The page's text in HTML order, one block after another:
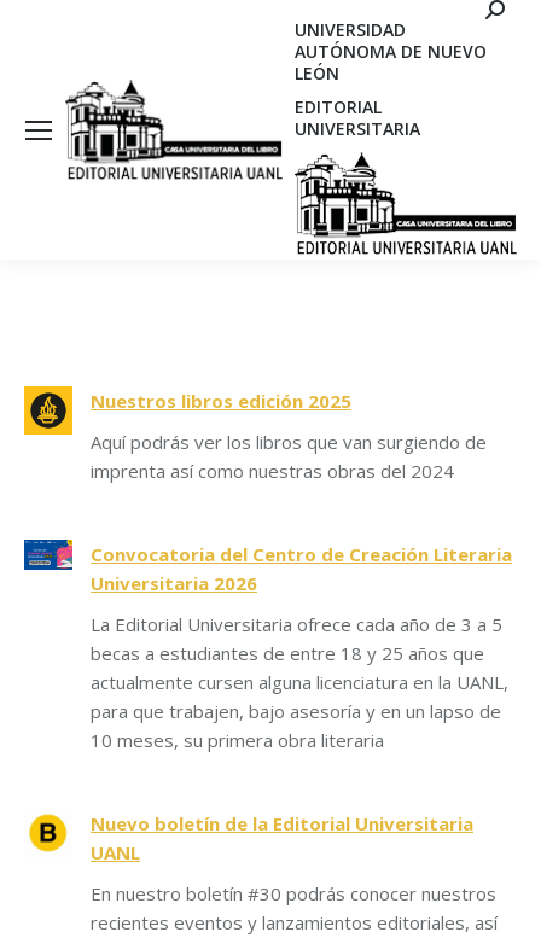
UNIVERSIDAD
AUTÓNOMA DE NUEVO
LEÓN
EDITORIAL
UNIVERSITARIA
Nuestros libros edición 2025
Aquí podrás ver los libros que van surgiendo de
imprenta así como nuestras obras del 2024
Convocatoria del Centro de Creación Literaria
Universitaria 2026
La Editorial Universitaria ofrece cada año de 3 a 5
becas a estudiantes de entre 18 y 25 años que
actualmente cursen alguna licenciatura en la UANL,
para que trabajen, bajo asesoría y en un lapso de
10 meses, su primera obra literaria
Nuevo boletín de la Editorial Universitaria
UANL
En nuestro boletín #30 podrás conocer nuestros
recientes eventos y lanzamientos editoriales, así